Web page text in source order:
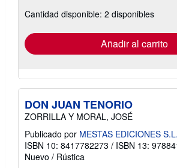
las
tarifas
envío
Cantidad disponible: 2 disponibles
Añadir al carrito
DON JUAN TENORIO
ZORRILLA Y MORAL, JOSÉ
Publicado por MESTAS EDICIONES S.L.
ISBN 10: 8417782273 / ISBN 13:
Nuevo / Rústica